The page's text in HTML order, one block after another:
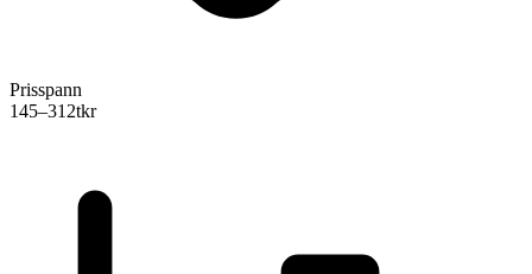
Prisspann
145–312tkr